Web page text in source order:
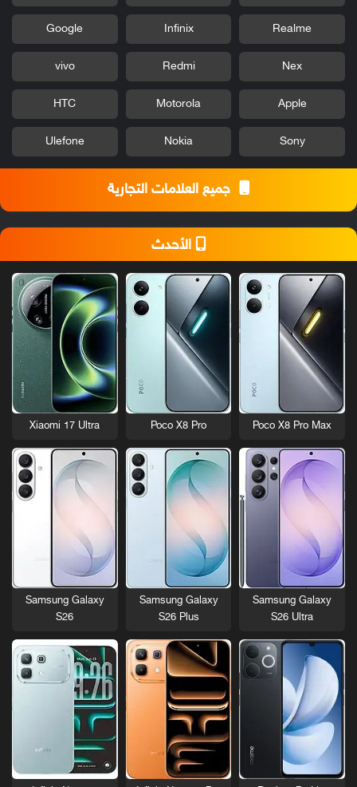
Realme
Infinix
Google
Nex
Redmi
vivo
Apple
Motorola
HTC
Sony
Nokia
Ulefone
جميع العلامات التجارية
الأحدث
Poco X8 Pro Max
Poco X8 Pro
Xiaomi 17 Ultra
Samsung Galaxy
S26 Ultra
Samsung Galaxy
S26 Plus
Samsung Galaxy
S26